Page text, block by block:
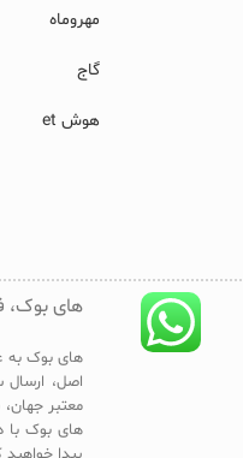
مهروماه
گاج
هوش et
های بوک،
های بوک به
اصل،
معتبر
های بوک با